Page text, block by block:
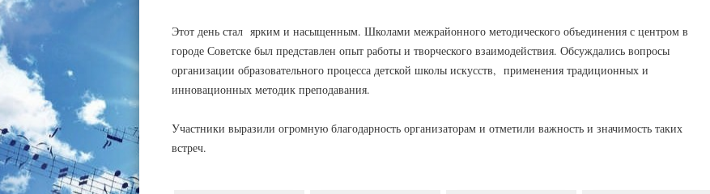
Этот день стал ярким и насыщенным. Школами межрайонного методического объединения с центром в
городе Советске был представлен опыт работы и творческого взаимодействия. Обсуждались вопросы
организации образовательного процесса детской школы искусств, применения традиционных и
инновационных методик преподавания.
Участники выразили огромную благодарность организаторам и отметили важность и значимость таких
встреч.